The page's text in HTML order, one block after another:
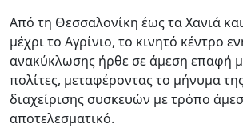
Από τη Θεσσαλονίκη έως τα Χανιά
μέχρι το Αγρίνιο, το κινητό κέντρο
ανακύκλωσης ήρθε σε άμεση επαφή
πολίτες, μεταφέροντας το μήνυμα
διαχείρισης συσκευών με τρόπο
αποτελεσματικό.